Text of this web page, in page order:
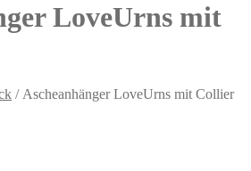
LoveUrns mit
/ Ascheanhänger LoveUrns mit Collier